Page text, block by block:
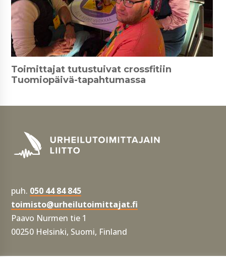
Toimittajat tutustuivat crossfitiin
Tuomiopäivä-tapahtumassa
puh. 050 44 84 845
toimisto@urheilutoimittajat.fi
Paavo Nurmen tie 1
00250 Helsinki, Suomi, Finland